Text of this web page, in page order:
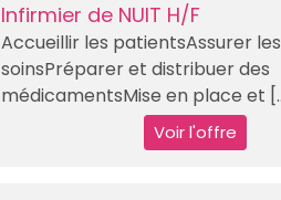
Infirmier de NUIT H/F
Accueillir les patientsAssurer les
soinsPréparer et distribuer des
médicamentsMise en place et
Voir l'offre